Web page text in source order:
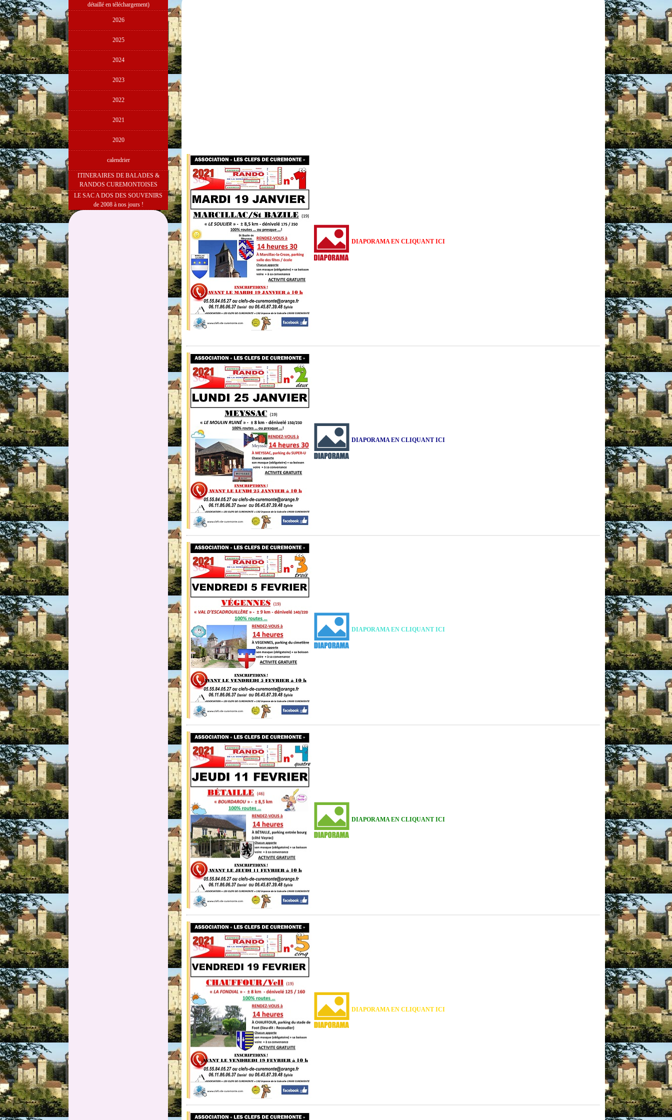
détaillé en téléchargement)
2026
2025
2024
2023
2022
2021
2020
calendrier
ITINERAIRES DE BALADES &
RANDOS CUREMONTOISES
LE SAC A DOS DES SOUVENIRS
de 2008 à nos jours !
DIAPORAMA EN CLIQUANT ICI
DIAPORAMA EN CLIQUANT ICI
DIAPORAMA EN CLIQUANT ICI
DIAPORAMA EN CLIQUANT ICI
DIAPORAMA EN CLIQUANT ICI